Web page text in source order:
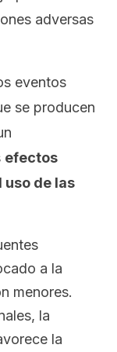
adversas
eventos
se producen
efectos
de las
a la
menores.
la
la